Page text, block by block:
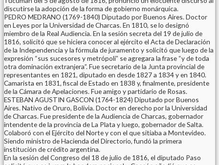
discutirse la adopción de la forma de gobierno monárquica.
PEDRO MEDRANO (1769-1840) Diputado por Buenos Aires. Doctor
en Leyes por la Universidad de Charcas. En 1810, se lo designó
miembro de la Real Audiencia. En la sesión secreta del 19 de julio de
1816, solicitó que se hiciera conocer al ejército el Acta de Declaración
de la Independencia y la fórmula de juramento y solicitó que luego de la
expresión “sus sucesores y metrópoli” se agregara la frase “y de toda
otra dominación extranjera”. Fue secretario de la Junta provincial de
representantes en 1821, diputado en desde 1827 a 1834 y en 1840.
Camarista en 1831, fiscal de Estado en 1838 y, finalmente, presidente
de la Cámara de Apelaciones. Fue amigo y partidario de Rosas.
ESTEBAN AGUSTIN GASCON (1764-1824) Diputado por Buenos
Aires. Nativo de Oruro, Bolivia. Doctor en derecho por la Universidad
de Charcas. Fue presidente de la Audiencia de Charcas, gobernador
intendente de la provincia de La Plata y luego, gobernador de Salta.
Colaboró con el Ejército del Norte y con el que sitiaba a Montevideo.
Siendo ministro de Hacienda del Directorio, fundó la primera
institución de crédito argentina.
En la sesión del Congreso del 18 de julio de 1816, el diputado Paso